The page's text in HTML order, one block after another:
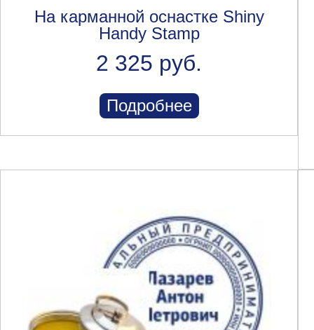
На карманной оснастке Shiny
Handy Stamp
2 325 руб.
Подробнее